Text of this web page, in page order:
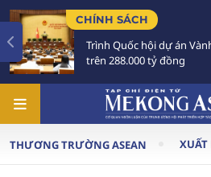
SÁCH
Quốc hội dự án Vành đai 5 vùng Thủ
288.000 tỷ đồng
THƯƠNG TRƯỜNG ASEAN XUẤT